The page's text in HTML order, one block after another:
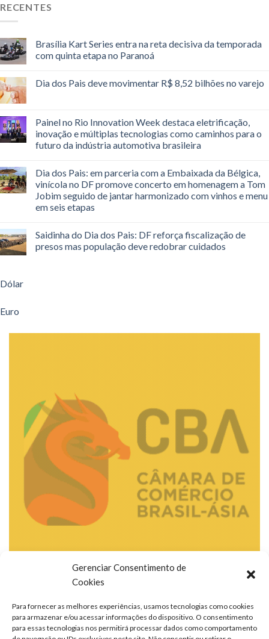
Gerenciar Consentimento de
Cookies
Para fornecer as melhores experiências, usamos tecnologias como cookies
para armazenar e/ou acessar informações do dispositivo. O consentimento
para essas tecnologias nos permitirá processar dados como comportamento
RECENTES
Brasília Kart Series entra na reta decisiva da temporada
com quinta etapa no Paranoá
Dia dos Pais deve movimentar R$ 8,52 bilhões no varejo
Painel no Rio Innovation Week destaca eletrificação,
inovação e múltiplas tecnologias como caminhos para o
futuro da indústria automotiva brasileira
Dia dos Pais: em parceria com a Embaixada da Bélgica,
vinícola no DF promove concerto em homenagem a Tom
Jobim seguido de jantar harmonizado com vinhos e menu
em seis etapas
Saidinha do Dia dos Pais: DF reforça fiscalização de
presos mas população deve redobrar cuidados
Dólar
Euro